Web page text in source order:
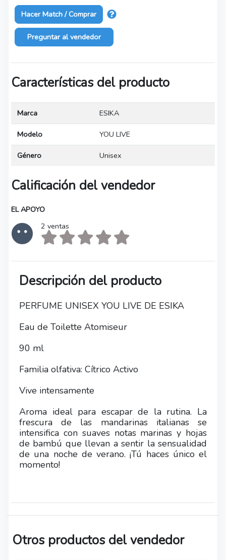
Hacer Match / Comprar
Preguntar al vendedor
Características del producto
Marca ESIKA
Modelo YOU LIVE
Género Unisex
Calificación del vendedor
EL APOYO
2 ventas
Descripción del producto
PERFUME UNISEX YOU LIVE DE ESIKA
Eau de Toilette Atomiseur
90 ml
Familia olfativa: Cítrico Activo
Vive intensamente
Aroma ideal para escapar de la rutina. La
frescura de las mandarinas italianas se
intensifica con suaves notas marinas y hojas
de bambú que llevan a sentir la sensualidad
de una noche de verano. ¡Tú haces único el
momento!
Otros productos del vendedor